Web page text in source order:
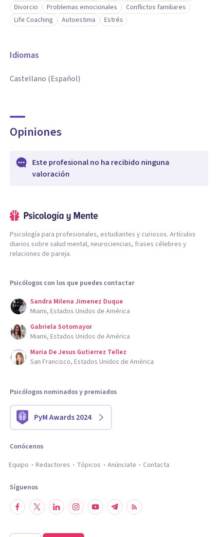
Divorcio
Problemas emocionales
Conflictos familiares
Life Coaching
Autoestima Estrés
Idiomas
Castellano (Español)
Opiniones
Este profesional no ha recibido ninguna
valoración
Psicología para profesionales, estudiantes y curiosos. Artículos
diarios sobre salud mental, neurociencias, frases célebres y
relaciones de pareja.
Psicólogos con los que puedes contactar
Sandra Milena Jimenez Duque
Miami, Estados Unidos de América
Gabriela Sotomayor
Miami, Estados Unidos de América
Maria De Jesus Gutierrez Tellez
San Francisco, Estados Unidos de América
Psicólogos nominados y premiados
PyM Awards 2024
Conócenos
Equipo
Redactores Tópicos Anúnciate Contacta
Síguenos